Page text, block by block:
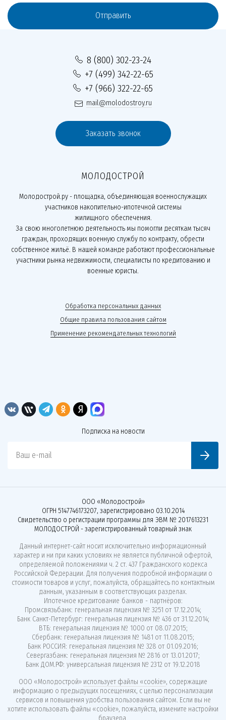
Отправить
8 (800) 302-23-24
+7 (499) 342-22-65
+7 (966) 322-22-65
mail@molodostroy.ru
Заказать звонок
МОЛОДОСТРОЙ
Молодострой.ру - площадка, объединяющая военнослужащих
участников накопительно-ипотечной системы
жилищного обеспечения.
За свою многолетнюю деятельность мы помогли десяткам тысяч
граждан, проходящих военную службу по контракту, обрести
собственное жильё. В нашей команде работают профессиональные
участники рынка недвижимости, специалисты по кредитованию и
военные юристы.
Обработка персональных данных
Общие правила пользования сайтом
Применение рекомендательных технологий
Подписка на новости
Ваш e-mail
ООО «Молодострой»
ОГРН 5147746173207, зарегистрировано 03.10.2014
Свидетельство о регистрации программы для ЭВМ № 2017613231
МОЛОДОСТРОЙ - зарегистрированный товарный знак
Данный интернет-сайт носит исключительно информационный
характер и ни при каких условиях не является публичной офертой,
определяемой положениями ч. 2 ст. 437 Гражданского кодекса
Российской Федерации. Для получения подробной информации о
стоимости товаров и услуг, пожалуйста, обращайтесь по контактным
данным, указанным в соответствующих разделах.
Ипотечное кредитование банков - партнёров:
Промсвязьбанк: генеральная лицензия № 3251 от 17.12.2014;
Банк Санкт-Петербург: генеральная лицензия № 436 от 31.12.2014;
ВТБ: генеральная лицензия № 1000 от 08.07.2015;
Сбербанк: генеральная лицензия № 1481 от 11.08.2015;
Банк РОССИЯ: генеральная лицензия № 328 от 01.09.2016;
Севергазбанк: генеральная лицензия № 2816 от 13.01.2017;
Банк ДОМ.РФ: универсальная лицензия № 2312 от 19.12.2018
ООО «Молодострой» использует файлы «cookie», содержащие
информацию о предыдущих посещениях, с целью персонализации
сервисов и повышения удобства пользования сайтом. Если вы не
хотите использовать файлы «cookie», пожалуйста, измените настройки
браузера.